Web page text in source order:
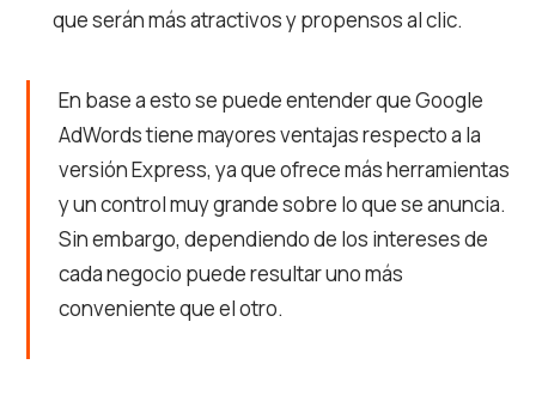
que serán más atractivos y propensos al clic.
En base a esto se puede entender que Google
AdWords tiene mayores ventajas respecto a la
versión Express, ya que ofrece más herramientas
y un control muy grande sobre lo que se anuncia.
Sin embargo, dependiendo de los intereses de
cada negocio puede resultar uno más
conveniente que el otro.